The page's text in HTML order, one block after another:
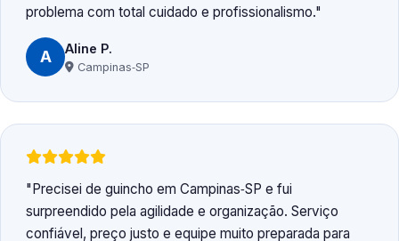
problema com total cuidado e profissionalismo.
A Aline P.
Campinas‑SP
Precisei de guincho em Campinas‑SP e fui
surpreendido pela agilidade e organização. Serviço
confiável, preço justo e equipe muito preparada para